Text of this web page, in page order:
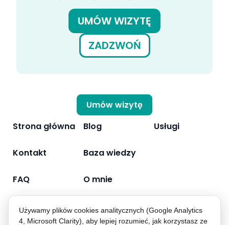
UMÓW WIZYTĘ
ZADZWOŃ
Umów wizytę
Strona główna
Kontakt
FAQ
Blog
Baza wiedzy
O mnie
Usługi
Używamy plików cookies analitycznych (Google Analytics
4, Microsoft Clarity), aby lepiej rozumieć, jak korzystasz ze